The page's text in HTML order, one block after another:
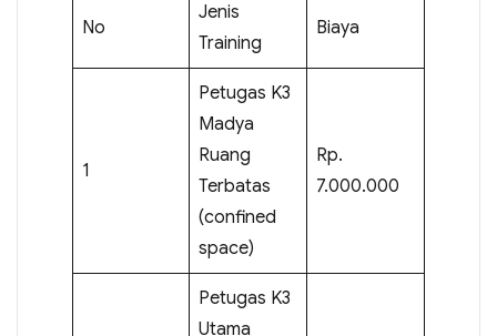
No
Jenis
Training
Biaya
1
Petugas K3
Madya
Ruang
Terbatas
(confined
space)
Rp.
7.000.000
Petugas K3
Utama